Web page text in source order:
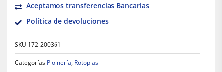
Aceptamos transferencias Bancarias
Política de devoluciones
SKU 172-200361
Categorías Plomería, Rotoplas